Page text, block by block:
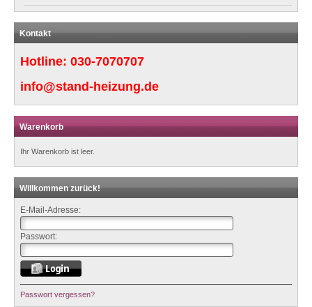
Kontakt
Hotline: 030-7070707
info@stand-heizung.de
Warenkorb
Ihr Warenkorb ist leer.
Willkommen zurück!
E-Mail-Adresse:
Passwort:
Passwort vergessen?